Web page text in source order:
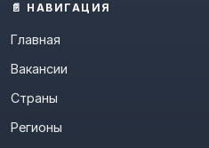
📄 НАВИГАЦИЯ
Главная
Вакансии
Страны
Регионы